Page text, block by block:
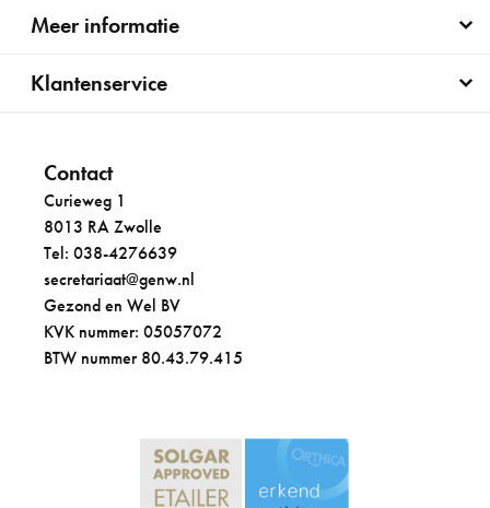
Meer informatie
Klantenservice
Contact
Curieweg 1
8013 RA Zwolle
Tel: 038-4276639
secretariaat@genw.nl
Gezond en Wel BV
KVK nummer: 05057072
BTW nummer 80.43.79.415